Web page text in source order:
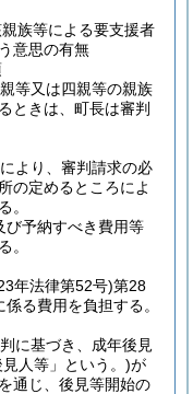
族等による要支援者
意思の有無
等又は四親等の親族
ときは、町長は審判
より、審判請求の必
の定めるところによ
。
び予納すべき費用等
。
年法律第52号)第28
係る費用を負担する。
に基づき、成年後見
人等」という。)が
通じ、後見等開始の